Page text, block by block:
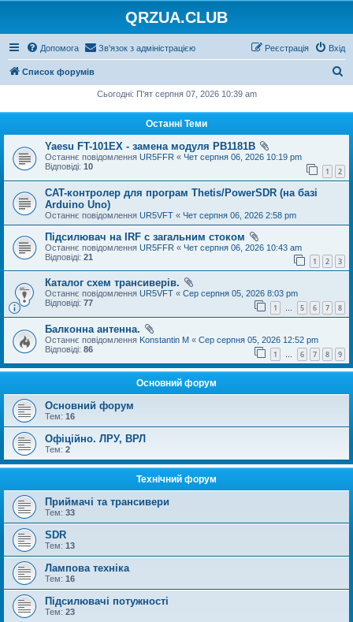
QRZUA.CLUB
Допомога Зв'язок з адміністрацією Вхід
Реєстрація
Список форумів
Сьогодні: П'ят серпня 07, 2026 10:39 am
Останні Теми
Yaesu FT-101EX - замена модуля PB1181B
Останнє повідомлення UR5FFR « Чет серпня 06, 2026 10:19 pm
Відповіді: 10 1 2
CAT-контролер для програм Thetis/PowerSDR (на базі
Arduino Uno)
Останнє повідомлення UR5VFT « Чет серпня 06, 2026 2:58 pm
Підсилювач на IRF с загальним стоком
Останнє повідомлення UR5FFR « Чет серпня 06, 2026 10:43 am
Відповіді: 21 1 2 3
Каталог схем трансиверів.
Останнє повідомлення UR5VFT « Сер серпня 05, 2026 8:03 pm
Відповіді: 77 1 … 5 6 7 8
Балконна антенна.
Останнє повідомлення Konstantin M « Сер серпня 05, 2026 12:52 pm
Відповіді: 86 1 … 6 7 8 9
Основний форум
Основний форум
Тем: 16
Офіційно. ЛРУ, ВРЛ
Тем: 2
Технічний форум
Приймачі та трансивери
Тем: 33
SDR
Тем: 13
Лампова техніка
Тем: 16
Підсилювачі потужності
Тем: 23